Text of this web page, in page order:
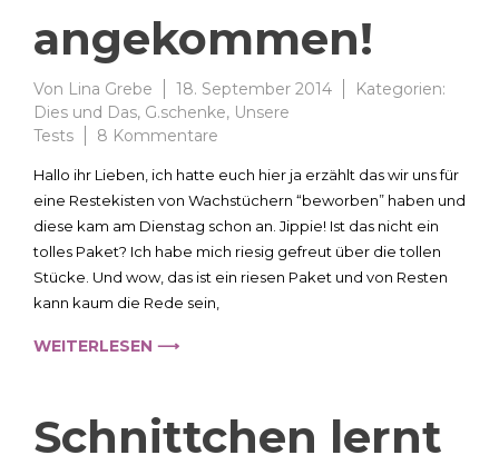
angekommen!
Von Lina Grebe 18. September 2014
Kategorien:
Dies und Das, G.schenke, Unsere
Tests
8 Kommentare
“Restekiste”
ist
angekommen!
Hallo ihr Lieben, ich hatte euch hier ja erzählt das wir uns für
eine Restekisten von Wachstüchern “beworben” haben und
diese kam am Dienstag schon an. Jippie! Ist das nicht ein
tolles Paket? Ich habe mich riesig gefreut über die tollen
Stücke. Und wow, das ist ein riesen Paket und von Resten
kann kaum die Rede sein,
WEITERLESEN ⟶
Schnittchen lernt